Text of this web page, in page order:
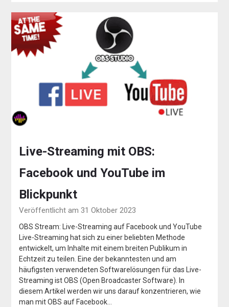
Live-Streaming mit OBS:
Facebook und YouTube im
Blickpunkt
Veröffentlicht am 31 Oktober 2023
OBS Stream: Live-Streaming auf Facebook und YouTube
Live-Streaming hat sich zu einer beliebten Methode
entwickelt, um Inhalte mit einem breiten Publikum in
Echtzeit zu teilen. Eine der bekanntesten und am
häufigsten verwendeten Softwarelösungen für das Live-
Streaming ist OBS (Open Broadcaster Software). In
diesem Artikel werden wir uns darauf konzentrieren, wie
man mit OBS auf Facebook…